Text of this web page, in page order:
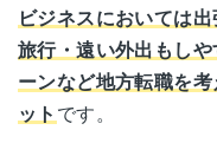
ビジネスにおいては
旅行・遠い外出もし
ーンなど地方転職を
ット です。